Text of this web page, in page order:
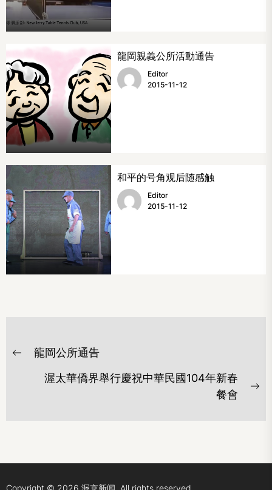
龍岡親義公所活動通告
Editor
2015-11-12
和平的号角观后随感触
Editor
2015-11-12
文
章Previous
龍岡公所通告
渥太華僑界舉行慶祝中華民國104年新春
餐會
Copyright © 2026 渥京新闻. All rights reserved.